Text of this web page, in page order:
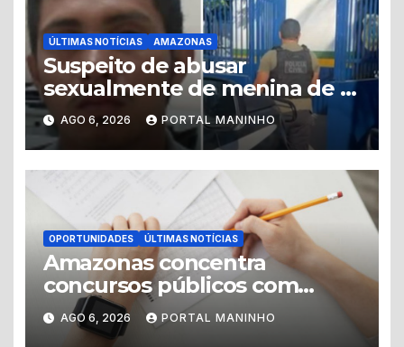
ÚLTIMAS NOTÍCIAS AMAZONAS
Suspeito de abusar
sexualmente de menina de 8
anos é preso no município de
Iranduba
AGO 6, 2026 PORTAL MANINHO
OPORTUNIDADES ÚLTIMAS NOTÍCIAS
Amazonas concentra
concursos públicos com
vagas abertas e editais
previstos no segundo
AGO 6, 2026 PORTAL MANINHO